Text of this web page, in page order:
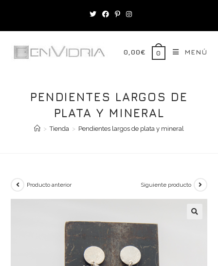
contenido
0,00€ 0 MENÚ
PENDIENTES LARGOS DE
PLATA Y MINERAL
> Tienda > Pendientes largos de plata y mineral
Producto anterior Siguiente producto